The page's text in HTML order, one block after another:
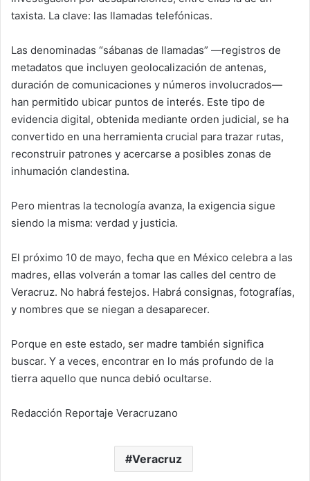
taxista. La clave: las llamadas telefónicas.
Las denominadas “sábanas de llamadas” —registros de
metadatos que incluyen geolocalización de antenas,
duración de comunicaciones y números involucrados—
han permitido ubicar puntos de interés. Este tipo de
evidencia digital, obtenida mediante orden judicial, se ha
convertido en una herramienta crucial para trazar rutas,
reconstruir patrones y acercarse a posibles zonas de
inhumación clandestina.
Pero mientras la tecnología avanza, la exigencia sigue
siendo la misma: verdad y justicia.
El próximo 10 de mayo, fecha que en México celebra a las
madres, ellas volverán a tomar las calles del centro de
Veracruz. No habrá festejos. Habrá consignas, fotografías,
y nombres que se niegan a desaparecer.
Porque en este estado, ser madre también significa
buscar. Y a veces, encontrar en lo más profundo de la
tierra aquello que nunca debió ocultarse.
Redacción Reportaje Veracruzano
Veracruz